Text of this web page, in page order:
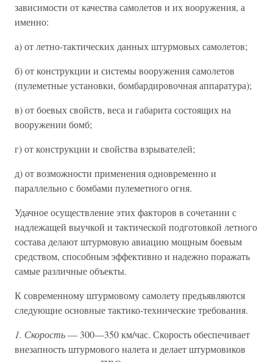
зависимости от качества самолетов и их вооружения, а
именно:
а) от летно-тактических данных штурмовых самолетов;
б) от конструкции и системы вооружения самолетов
(пулеметные установки, бомбардировочная аппаратура);
в) от боевых свойств, веса и габарита состоящих на
вооружении бомб;
г) от конструкции и свойства взрывателей;
д) от возможности применения одновременно и
параллельно с бомбами пулеметного огня.
Удачное осуществление этих факторов в сочетании с
надлежащей выучкой и тактической подготовкой летного
состава делают штурмовую авиацию мощным боевым
средством, способным эффективно и надежно поражать
самые различные объекты.
К современному штурмовому самолету предъявляются
следующие основные тактико-технические требования.
1. Скорость— 300—350 км/час. Скорость обеспечивает
внезапность штурмового налета и делает штурмовиков